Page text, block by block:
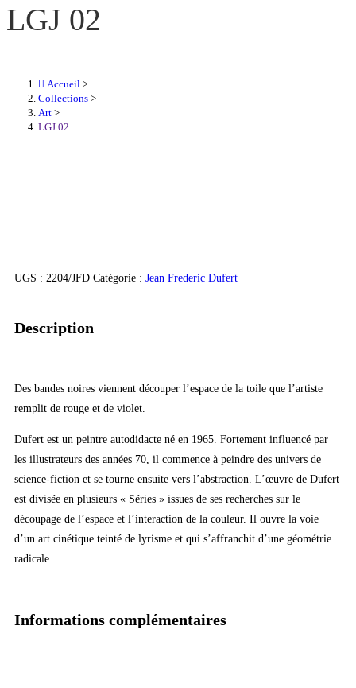
LGJ 02
Accueil >
Collections >
Art >
LGJ 02
UGS : 2204/JFD Catégorie : Jean Frederic Dufert
Description
Des bandes noires viennent découper l’espace de la toile que l’artiste
remplit de rouge et de violet.
Dufert est un peintre autodidacte né en 1965. Fortement influencé par
les illustrateurs des années 70, il commence à peindre des univers de
science-fiction et se tourne ensuite vers l’abstraction. L’œuvre de Dufert
est divisée en plusieurs « Séries » issues de ses recherches sur le
découpage de l’espace et l’interaction de la couleur. Il ouvre la voie
d’un art cinétique teinté de lyrisme et qui s’affranchit d’une géométrie
radicale.
Informations complémentaires